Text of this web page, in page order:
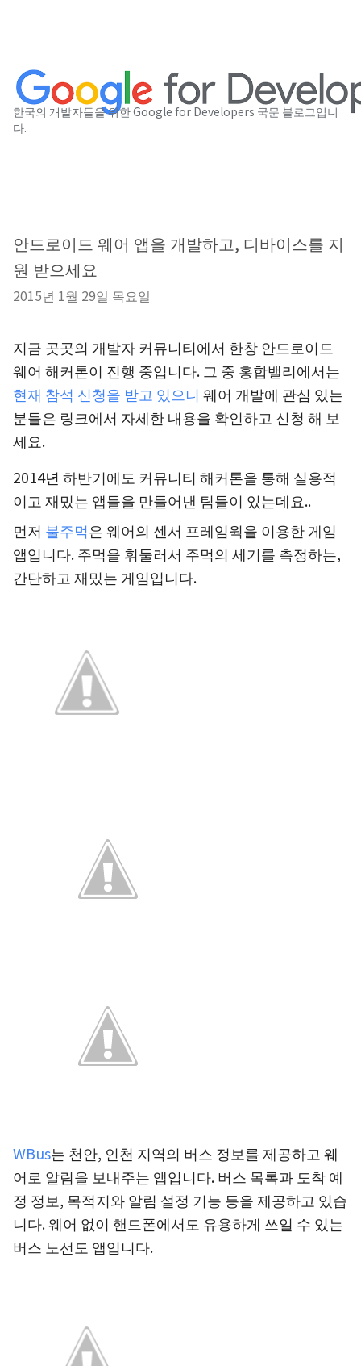
한국의 개발자들을 위한 Google for Developers 국문 블로그입니
다.
안드로이드 웨어 앱을 개발하고, 디바이스를 지
원 받으세요
2015년 1월 29일 목요일
지금 곳곳의 개발자 커뮤니티에서 한창 안드로이드
웨어 해커톤이 진행 중입니다. 그 중 홍합밸리에서는
현재 참석 신청을 받고 있으니 웨어 개발에 관심 있는
분들은 링크에서 자세한 내용을 확인하고 신청 해 보
세요.
2014년 하반기에도 커뮤니티 해커톤을 통해 실용적
이고 재밌는 앱들을 만들어낸 팀들이 있는데요..
먼저 불주먹은 웨어의 센서 프레임웍을 이용한 게임
앱입니다. 주먹을 휘둘러서 주먹의 세기를 측정하는,
간단하고 재밌는 게임입니다.
WBus는 천안, 인천 지역의 버스 정보를 제공하고 웨
어로 알림을 보내주는 앱입니다. 버스 목록과 도착 예
정 정보, 목적지와 알림 설정 기능 등을 제공하고 있습
니다. 웨어 없이 핸드폰에서도 유용하게 쓰일 수 있는
버스 노선도 앱입니다.